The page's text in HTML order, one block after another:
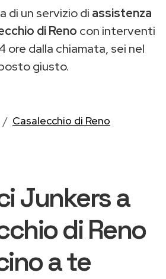
di un servizio di assistenza
di Reno con interventi
ore dalla chiamata, sei nel
giusto.
Casalecchio di Reno
Junkers a
di Reno
a te